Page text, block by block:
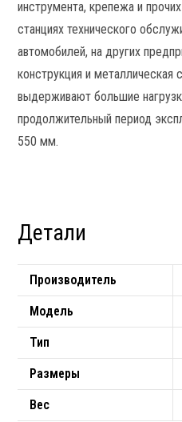
инструмента, крепежа и
станциях технического
автомобилей, на других
конструкция и
выдерживают большие
продолжительный период
550 мм.
Детали
Производитель
Модель
Тип
Размеры
Вес